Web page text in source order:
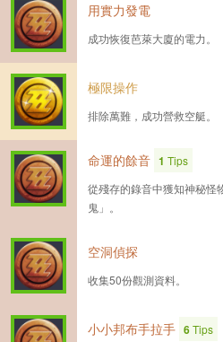
用實力發電
成功恢復芭萊大廈的電力。
極限操作
排除萬難，成功營救空艇。
命運的餘音 1 Tips
從殘存的錄音中獲知神秘
鬼」。
空洞偵探
收集50份觀測資料。
小小邦布手拉手 6Tips